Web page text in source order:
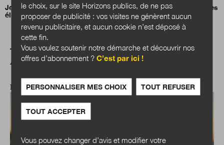
Jean-Charles Orsucci, président de l’Association nationale des
élus des littoraux (ANEL)
A LIRE AUSSI
EXPERTISES
le choix, sur le site Horizons publics, de ne pas
proposer de publicité : vos visites ne génèrent aucun
revenu publicitaire, et aucun cookie n’est déposé à
cette fin.
Vous voulez soutenir notre démarche et découvrir nos
offres d’abonnement ?C’est par ici !
PERSONNALISER MES CHOIX TOUT REFUSER
TOUT ACCEPTER
Vous pouvez changer d’avis et modifier votre